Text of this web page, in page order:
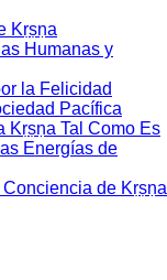
Kṛṣṇa
Humanas y
la Felicidad
Pacífica
Kṛṣṇa Tal Como Es
Energías de
de Kṛṣṇa